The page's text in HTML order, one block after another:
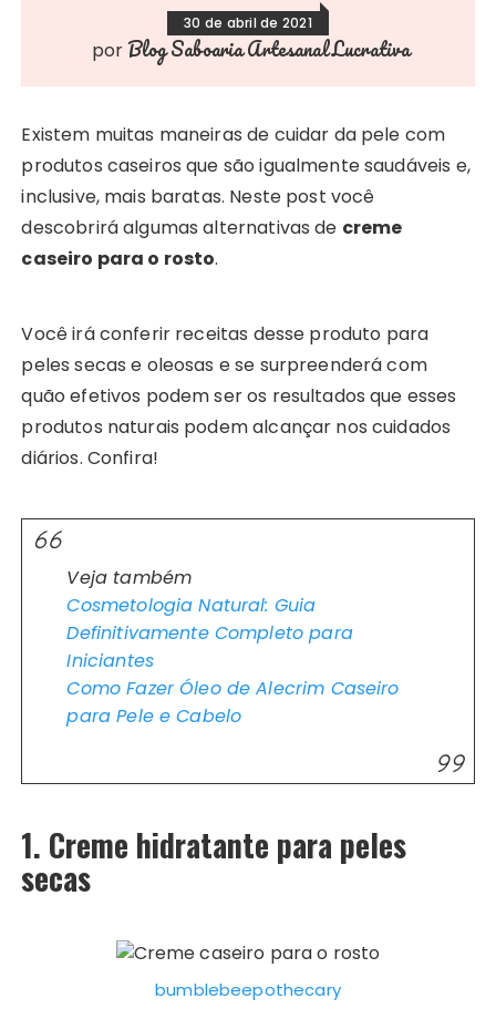
30 de abril de 2021
por Blog Saboaria Artesanal Lucrativa
Existem muitas maneiras de cuidar da pele com
produtos caseiros que são igualmente saudáveis e,
inclusive, mais baratas. Neste post você
descobrirá algumas alternativas de creme
caseiro para o rosto.
Você irá conferir receitas desse produto para
peles secas e oleosas e se surpreenderá com
quão efetivos podem ser os resultados que esses
produtos naturais podem alcançar nos cuidados
diários. Confira!
Veja também
Cosmetologia Natural: Guia
Definitivamente Completo para
Iniciantes
Como Fazer Óleo de Alecrim Caseiro
para Pele e Cabelo
1. Creme hidratante para peles
secas
bumblebeepothecary